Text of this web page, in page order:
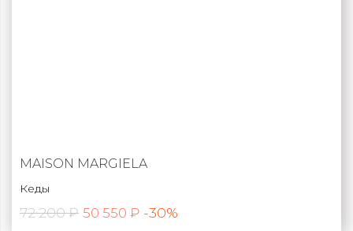
MAISON MARGIELA
Кеды
72 200 ₽ 50 550 ₽ -30%